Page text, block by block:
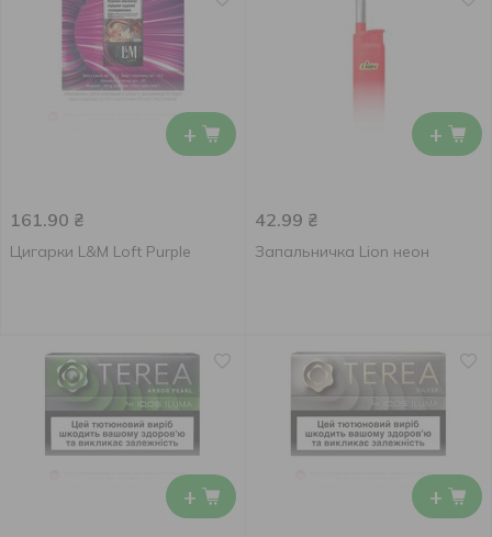
+
161.90 ₴
Цигарки L&M Loft Purple
+
42.99 ₴
Запальничка Lion неон
+ +